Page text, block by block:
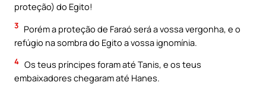
proteção) do Egito!
3 Porém a proteção de Faraó será a vossa vergonha, e o
refúgio na sombra do Egito a vossa ignomínia.
4 Os teus príncipes foram até Tanis, e os teus
embaixadores chegaram até Hanes.